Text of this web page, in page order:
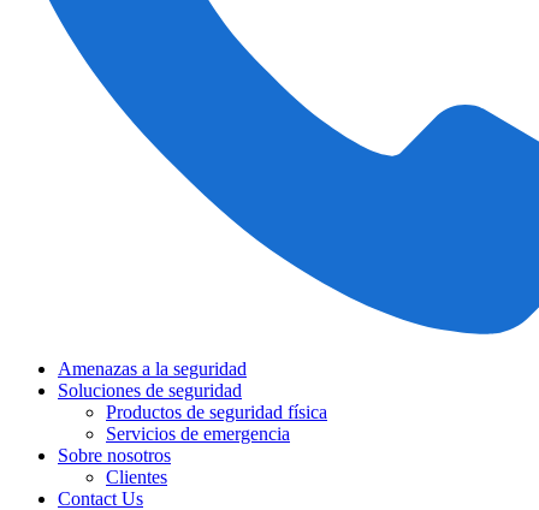
Amenazas a la seguridad
Soluciones de seguridad
Productos de seguridad física
Servicios de emergencia
Sobre nosotros
Clientes
Contact Us